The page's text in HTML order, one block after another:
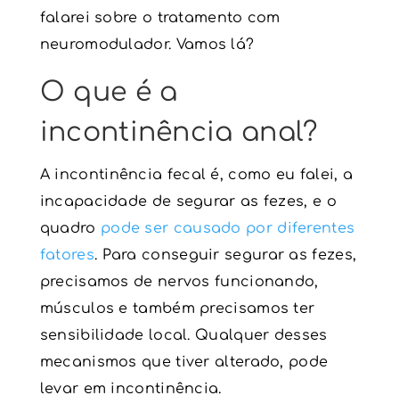
falarei sobre o tratamento com
neuromodulador. Vamos lá?
O que é a
incontinência anal?
A incontinência fecal é, como eu falei, a
incapacidade de segurar as fezes, e o
quadro pode ser causado por diferentes
fatores. Para conseguir segurar as fezes,
precisamos de nervos funcionando,
músculos e também precisamos ter
sensibilidade local. Qualquer desses
mecanismos que tiver alterado, pode
levar em incontinência.